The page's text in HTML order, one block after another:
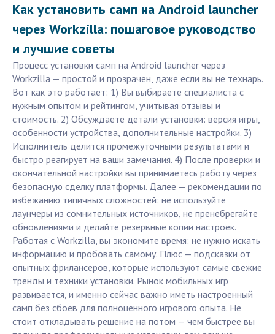
Как установить самп на Android launcher
через Workzilla: пошаговое руководство
и лучшие советы
Процесс установки самп на Android launcher через
Workzilla — простой и прозрачен, даже если вы не технарь.
Вот как это работает: 1) Вы выбираете специалиста с
нужным опытом и рейтингом, учитывая отзывы и
стоимость. 2) Обсуждаете детали установки: версия игры,
особенности устройства, дополнительные настройки. 3)
Исполнитель делится промежуточными результатами и
быстро реагирует на ваши замечания. 4) После проверки и
окончательной настройки вы принимаетесь работу через
безопасную сделку платформы. Далее — рекомендации по
избежанию типичных сложностей: не используйте
лаунчеры из сомнительных источников, не пренебрегайте
обновлениями и делайте резервные копии настроек.
Работая с Workzilla, вы экономите время: не нужно искать
информацию и пробовать самому. Плюс — подсказки от
опытных фрилансеров, которые используют самые свежие
тренды и техники установки. Рынок мобильных игр
развивается, и именно сейчас важно иметь настроенный
самп без сбоев для полноценного игрового опыта. Не
стоит откладывать решение на потом — чем быстрее вы